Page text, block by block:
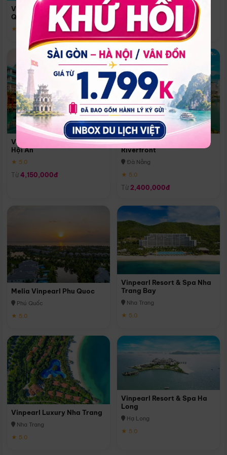
Vinpearl Resort & Spa Phu
Quoc
★ 5.0
Quoc
Phú Quốc
★ 5.0
Vinpearl Resort & Golf Nam
Hội An
★ 5.0
Từ 4,150,000đ
Melia Vinpearl Danang
Riverfront
Đà Nẵng
★ 5.0
Từ 2,400,000đ
Melia Vinpearl Phu Quoc
Phú Quốc
★ 5.0
Vinpearl Resort & Spa Nha
Trang Bay
Nha Trang
★ 5.0
Vinpearl Luxury Nha Trang
Nha Trang
★ 5.0
Vinpearl Resort & Spa Ha
Long
Hạ Long
★ 5.0